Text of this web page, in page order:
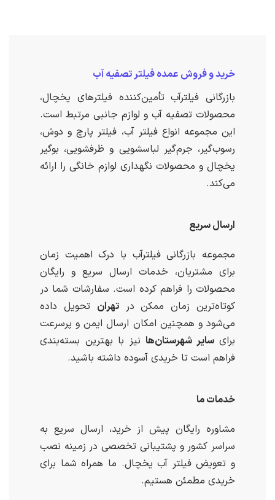
خرید و فروش عمده فیلتر تصفیه آب
بازرگانی فیلترآب تأمین‌کننده فیلترهای یخچال،
محصولات تصفیه آب و لوازم جانبی مرتبط است.
این مجموعه انواع فیلتر آب، فیلتر پارچ و دوش،
رسوب‌گیر، جرم‌گیر لباسشویی و ظرفشویی، بوگیر
یخچال و محصولات نگهداری لوازم خانگی را ارائه
می‌کند.
ارسال سریع
مجموعه بازرگانی فیلترآب با درک اهمیت زمان
برای مشتریان، خدمات ارسال سریع و رایگان
محصولات را فراهم کرده است. سفارشات شما در
کوتاه‌ترین زمان ممکن درتهران تحویل داده
می‌شود و همچنین امکان ارسال ایمن و پرسرعت
برایسایر شهرستان‌ها نیز با بهترین بسته‌بندی
فراهم است تا خریدی آسوده داشته باشید.
خدمات ما
مشاوره رایگان پیش از خرید، ارسال سریع به
سراسر کشور و پشتیبانی تخصصی در زمینه نصب
و تعویض فیلتر آب یخچال. ما همراه شما برای
خریدی مطمئن هستیم.